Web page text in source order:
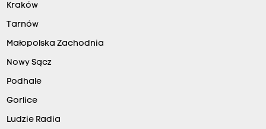
Kraków
Tarnów
Małopolska Zachodnia
Nowy Sącz
Podhale
Gorlice
Ludzie Radia